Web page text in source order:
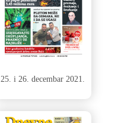
25. i 26. decembar 2021.